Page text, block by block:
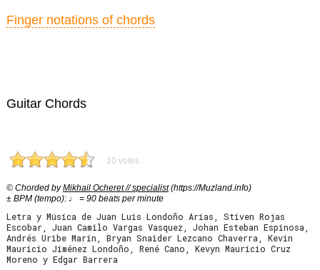
Guitar Chords
10 votes
© Chorded byMikhail Ocheret // specialist(https://Muzland.info)
± BPM (tempo): ♩ = 90 beats per minute
Letra y Música de Juan Luis Londoño Arias, Stiven Rojas
Escobar, Juan Camilo Vargas Vasquez, Johan Esteban Espinosa,
Andrés Uribe Marín, Bryan Snaider Lezcano Chaverra, Kevin
Mauricio Jiménez Londoño, René Cano, Kevyn Mauricio Cruz
Moreno y Edgar Barrera
Finger notations of chords